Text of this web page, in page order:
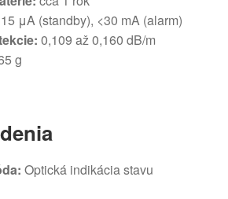
μA (standby), <30 mA (alarm)
0,109 až 0,160 dB/m
g
Optická indikácia stavu